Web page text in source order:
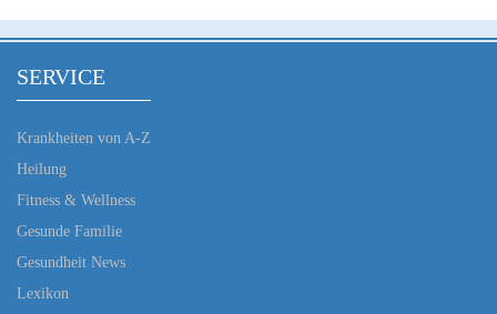
SERVICE
Krankheiten von A-Z
Heilung
Fitness & Wellness
Gesunde Familie
Gesundheit News
Lexikon